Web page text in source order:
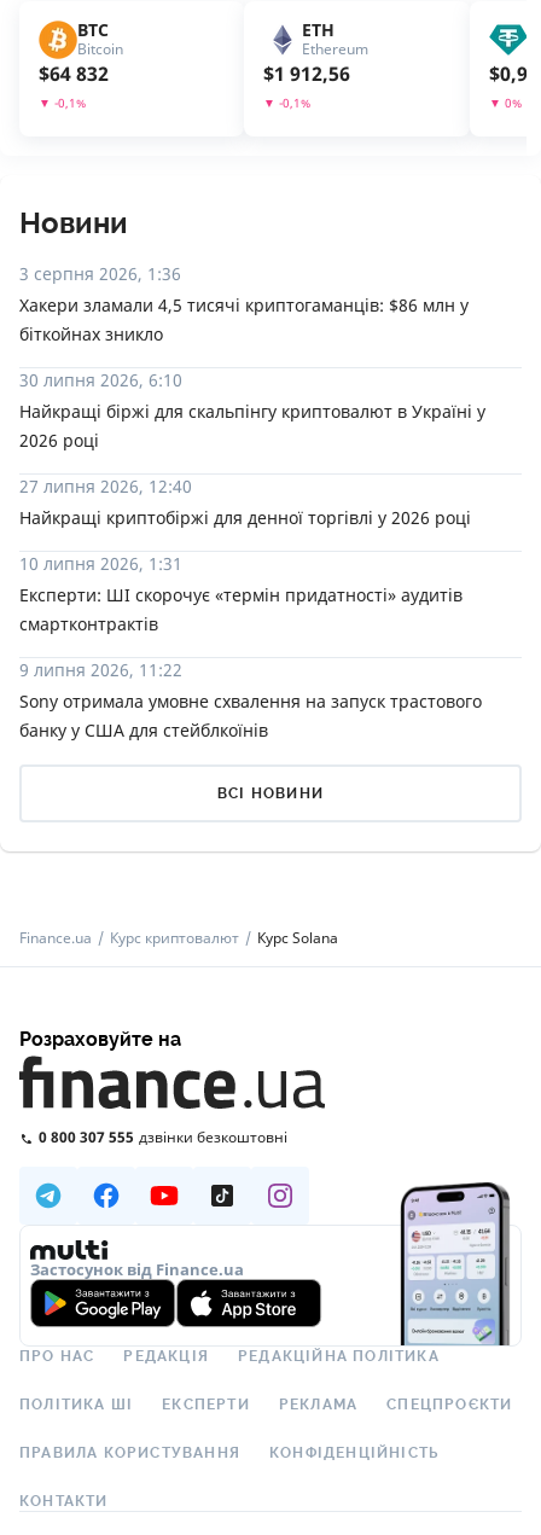
BTC
Bitcoin
$64 832
▼ -0,1%
ETH
Ethereum
$1 912,56
▼ -0,1%
$
▼ 0%
Новини
3 серпня 2026, 1:36
Хакери зламали 4,5 тисячі криптогаманців: $86 млн у
біткойнах зникло
30 липня 2026, 6:10
Найкращі біржі для скальпінгу криптовалют в Україні у
2026 році
27 липня 2026, 12:40
Найкращі криптобіржі для денної торгівлі у 2026 році
10 липня 2026, 1:31
Експерти: ШІ скорочує «термін придатності» аудитів
смартконтрактів
9 липня 2026, 11:22
Sony отримала умовне схвалення на запуск трастового
банку у США для стейблкоїнів
ВСІ НОВИНИ
Finance.ua Курс криптовалют Курс Solana
Розраховуйте на
0 800 307 555 дзвінки безкоштовні
Застосунок від Finance.ua
ПРО НАС РЕДАКЦІЯ РЕДАКЦІЙНА ПОЛІТИКА
ПОЛІТИКА ШІ ЕКСПЕРТИ РЕКЛАМА СПЕЦПРОЄКТИ
ПРАВИЛА КОРИСТУВАННЯ КОНФІДЕНЦІЙНІСТЬ
КОНТАКТИ